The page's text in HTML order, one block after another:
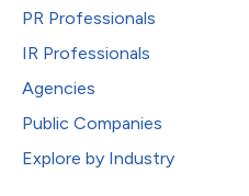
PR Professionals
IR Professionals
Agencies
Public Companies
Explore by Industry